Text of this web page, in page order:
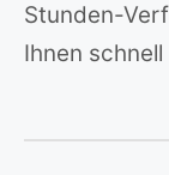
Stunden-
Ihnen